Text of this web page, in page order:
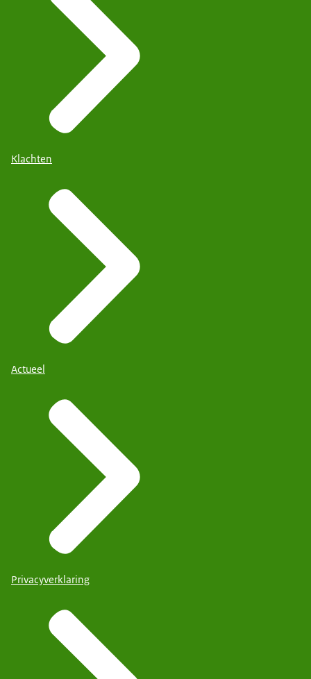
Klachten
Actueel
Privacyverklaring